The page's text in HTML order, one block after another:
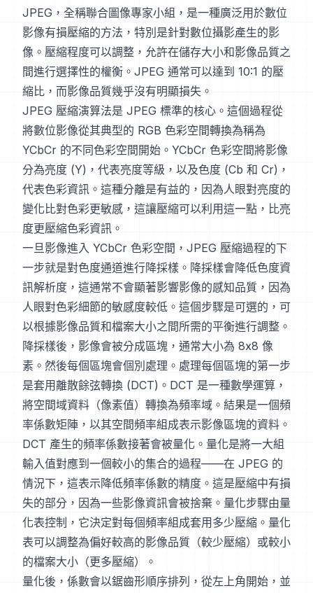
JPEG，全稱聯合圖像專家小組，是一種廣泛用於數位
影像有損壓縮的方法，特別是針對數位攝影產生的影
像。壓縮程度可以調整，允許在儲存大小和影像品質之
間進行選擇性的權衡。JPEG 通常可以達到 10:1 的壓
縮比，而影像品質幾乎沒有明顯損失。
JPEG 壓縮演算法是 JPEG 標準的核心。這個過程從
將數位影像從其典型的 RGB 色彩空間轉換為稱為
YCbCr 的不同色彩空間開始。YCbCr 色彩空間將影像
分為亮度 (Y)，代表亮度等級，以及色度 (Cb 和 Cr)，
代表色彩資訊。這種分離是有益的，因為人眼對亮度的
變化比對色彩更敏感，這讓壓縮可以利用這一點，比亮
度更壓縮色彩資訊。
一旦影像進入 YCbCr 色彩空間，JPEG 壓縮過程的下
一步就是對色度通道進行降採樣。降採樣會降低色度資
訊解析度，這通常不會顯著影響影像的感知品質，因為
人眼對色彩細節的敏感度較低。這個步驟是可選的，可
以根據影像品質和檔案大小之間所需的平衡進行調整。
降採樣後，影像會被分成區塊，通常大小為 8x8 像
素。然後每個區塊會個別處理。處理每個區塊的第一步
是套用離散餘弦轉換 (DCT)。DCT 是一種數學運算，
將空間域資料（像素值）轉換為頻率域。結果是一個頻
率係數矩陣，以其空間頻率組成表示影像區塊的資料。
DCT 產生的頻率係數接著會被量化。量化是將一大組
輸入值對應到一個較小的集合的過程——在 JPEG 的
情況下，這表示降低頻率係數的精度。這是壓縮中有損
失的部分，因為一些影像資訊會被捨棄。量化步驟由量
化表控制，它決定對每個頻率組成套用多少壓縮。量化
表可以調整為偏好較高的影像品質（較少壓縮）或較小
的檔案大小（更多壓縮）。
量化後，係數會以鋸齒形順序排列，從左上角開始，並